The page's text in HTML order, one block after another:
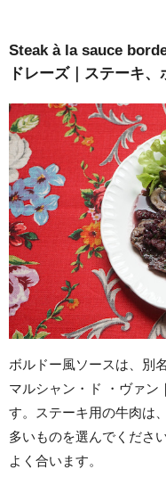
Steak à la sauce
ドレーズ｜ステーキ
ボルドー風ソースは、別
マルシャン・ド
・ヴァ
す。ステーキ用の牛肉は
多いものを選んでくださ
よく合います。